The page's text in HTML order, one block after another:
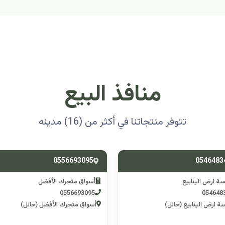
منافذ البيع
تتوفر منتجاتنا في أكثر من (16) مدينه
متجرك الأفضل
متجرك الأفضل (حائل)
0501314012
اسوق مكشات جو
0501314012
اسوق مكشات جو (الرصف)